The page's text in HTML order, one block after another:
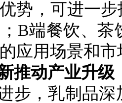
势，可进一
B端餐饮、
应用场景和
推动产业升级
步，乳制品